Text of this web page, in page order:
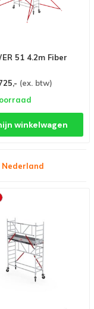
51 4.2m Fiber
(ex. btw)
winkelwagen